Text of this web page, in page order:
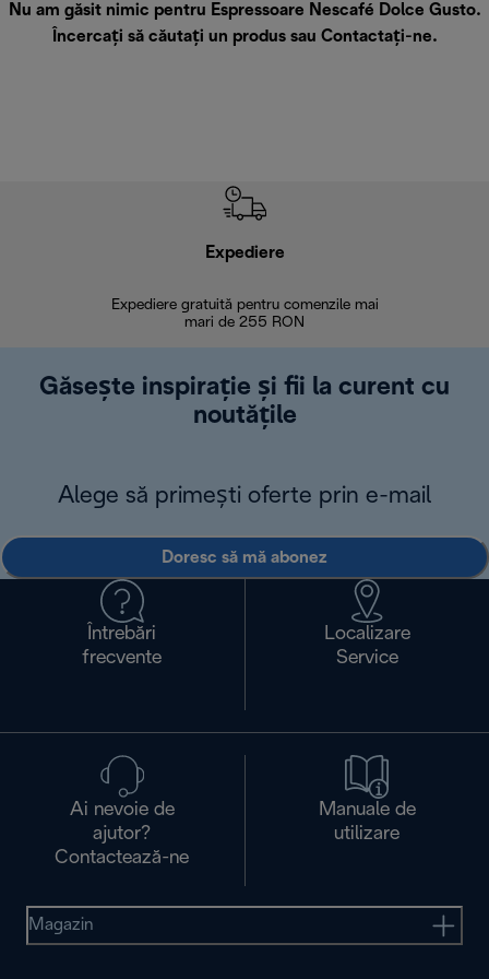
Nu am găsit nimic pentru Espressoare Nescafé Dolce Gusto.
Încercați să căutați un produs sau Contactați-ne.
Expediere
Expediere gratuită pentru comenzile mai
mari de 255 RON
Găsește inspirație și fii la curent cu
noutățile
Alege să primești oferte prin e-mail
Doresc să mă abonez
Întrebări
frecvente
Localizare
Service
Ai nevoie de
ajutor?
Contactează-ne
Manuale de
utilizare
Magazin